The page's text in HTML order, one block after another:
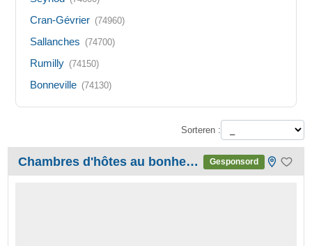
Cran-Gévrier (74960)
Sallanches (74700)
Rumilly (74150)
Bonneville (74130)
Sorteren :
Chambres d'hôtes au bonheur du lac Gesponsord